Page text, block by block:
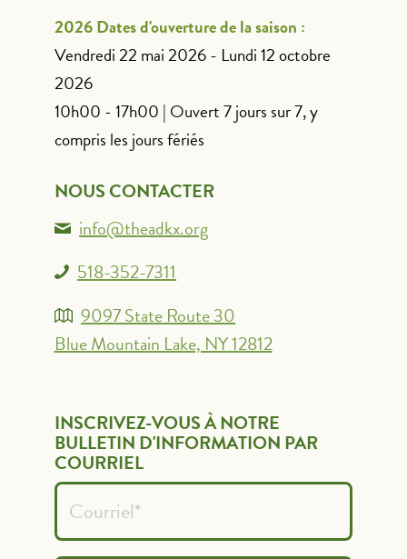
2026 Dates d'ouverture de la saison :
Vendredi 22 mai 2026 - Lundi 12 octobre
2026
10h00 - 17h00 | Ouvert 7 jours sur 7, y
compris les jours fériés
NOUS CONTACTER
info@theadkx.org
518-352-7311
9097 State Route 30
Blue Mountain Lake, NY 12812
INSCRIVEZ-VOUS À NOTRE
BULLETIN D'INFORMATION PAR
COURRIEL